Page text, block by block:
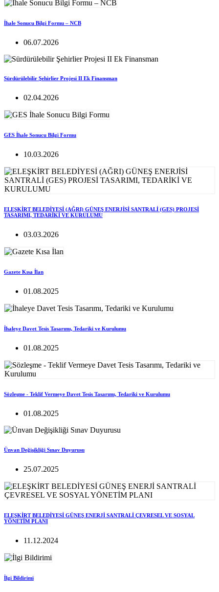
İhale Sonucu Bilgi Formu – NCB
06.07.2026
Sürdürülebilir Şehirlier Projesi II Ek Finansman
02.04.2026
GES İhale Sonucu Bilgi Formu
10.03.2026
ELEŞKİRT BELEDİYESİ (AĞRI) GÜNEŞ ENERJİSİ SANTRALİ (GES) PROJESİ
TASARIMI, TEDARİKİ VE KURULUMU
03.03.2026
Gazete Kısa İlan
01.08.2025
İhaleye Davet Tesis Tasarımı, Tedariki ve Kurulumu
01.08.2025
Sözleşme - Teklif Vermeye Davet Tesis Tasarımı, Tedariki ve Kurulumu
01.08.2025
Ünvan Değişikliği Sınav Duyurusu
25.07.2025
ELEŞKİRT BELEDİYESİ GÜNEŞ ENERJİ SANTRALİ ÇEVRESEL VE SOSYAL
YÖNETİM PLANI
11.12.2024
İlgi Bildirimi